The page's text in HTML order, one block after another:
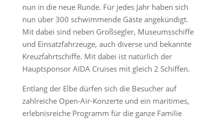
nun in die neue Runde. Für jedes Jahr haben sich
nun über 300 schwimmende Gäste angekündigt.
Mit dabei sind neben Großsegler, Museumsschiffe
und Einsatzfahrzeuge, auch diverse und bekannte
Kreuzfahrtschiffe. Mit dabei ist natürlich der
Hauptsponsor AIDA Cruises mit gleich 2 Schiffen.
Entlang der Elbe dürfen sich die Besucher auf
zahlreiche Open-Air-Konzerte und ein maritimes,
erlebnisreiche Programm für die ganze Familie